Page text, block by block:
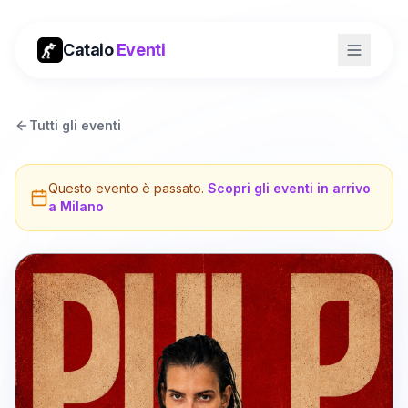
CataioEventi
Tutti gli eventi
Questo evento è passato. Scopri gli eventi in arrivo
a Milano